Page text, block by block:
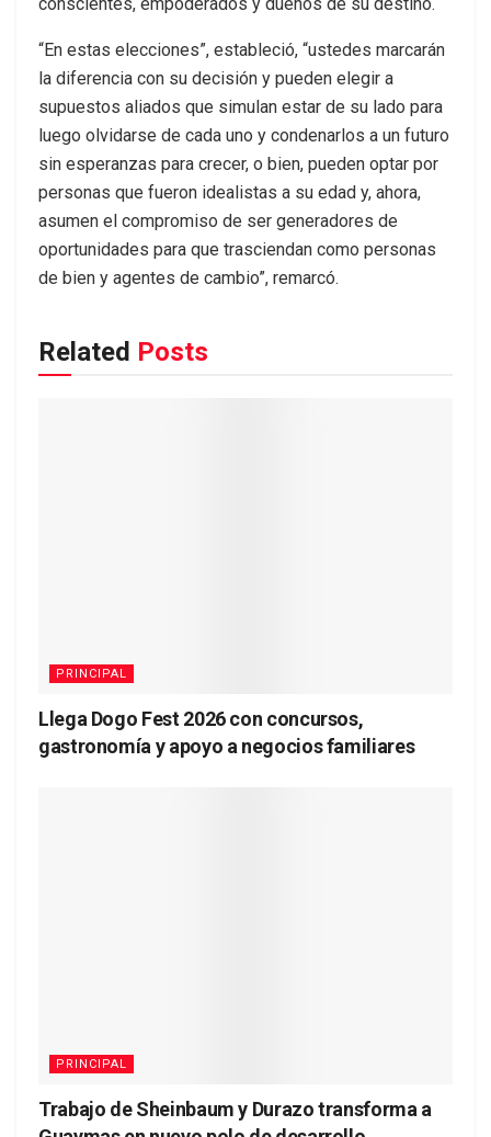
“En estas elecciones”, estableció, “ustedes marcarán
la diferencia con su decisión y pueden elegir a
supuestos aliados que simulan estar de su lado para
luego olvidarse de cada uno y condenarlos a un futuro
sin esperanzas para crecer, o bien, pueden optar por
personas que fueron idealistas a su edad y, ahora,
asumen el compromiso de ser generadores de
oportunidades para que trasciendan como personas
de bien y agentes de cambio”, remarcó.
Related Posts
PRINCIPAL
Llega Dogo Fest 2026 con concursos,
gastronomía y apoyo a negocios familiares
PRINCIPAL
Trabajo de Sheinbaum y Durazo transforma a